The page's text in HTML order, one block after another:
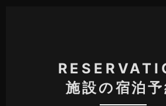
施設の宿泊予